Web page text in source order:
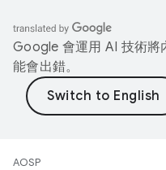
Google 會運用 AI 技術將
能會出錯。
AOSP